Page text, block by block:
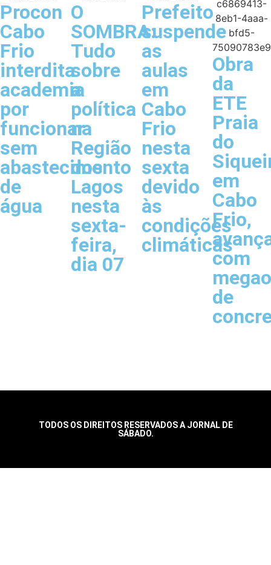
Procon
Cabo
Frio
interdita
academia
por
funcionar
sem
abastecimento
de
água
O
SOMBRA:
Tudo
sobre
a
política
na
Região
dos
Lagos
nesta
sexta-
feira,
dia 07
Prefeito
suspende
as
aulas
em
Cabo
Frio
nesta
sexta
devido
às
condições
climáticas
Obra
da
ETE
Praia
do
em
Cabo
Frio,
com
de
TODOS OS DIREITOS RESERVADOS A JORNAL DE
SÁBADO.